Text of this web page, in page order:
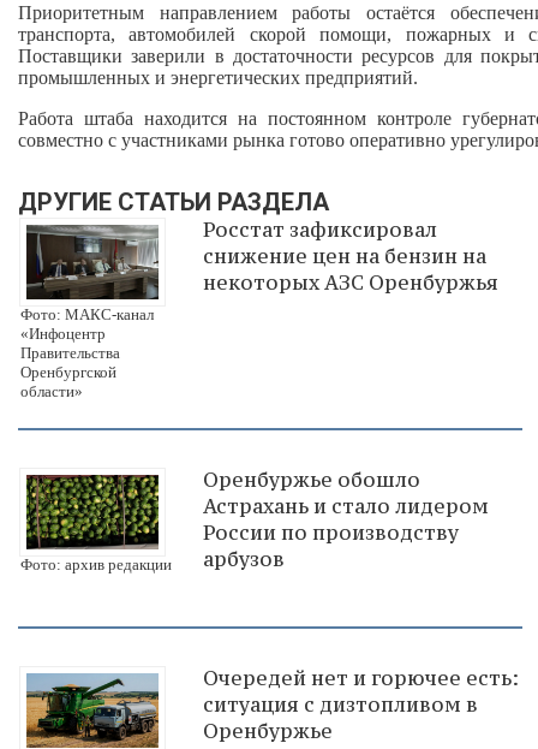
Приоритетным направлением работы остаётся
транспорта, автомобилей скорой помощи, пожарных и
Поставщики заверили в достаточности ресурсов для
промышленных и энергетических предприятий.
Работа штаба находится на постоянном контроле
совместно с участниками рынка готово оперативно
ДРУГИЕ СТАТЬИ РАЗДЕЛА
Фото: МАКС-канал
«Инфоцентр
Правительства
Оренбургской
области»
Росстат зафиксировал
снижение цен на бензин на
некоторых АЗС Оренбуржья
Фото: архив редакции
Оренбуржье обошло
Астрахань и стало лидером
России по производству
арбузов
Очередей нет и горючее есть:
ситуация с дизтопливом в
Оренбуржье